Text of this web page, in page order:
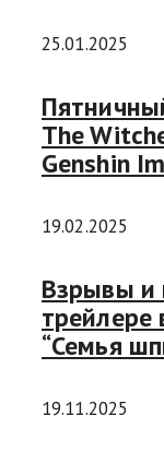
25.01.2025
The
Genshin
19.02.2025
Взрывы
трейлере
“Семья
19.11.2025